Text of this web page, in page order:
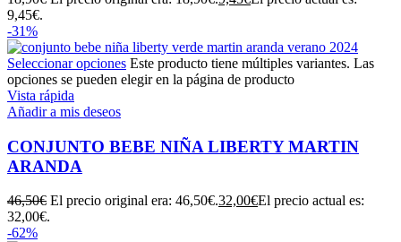
9,45€.
-31%
Seleccionar opciones Este producto tiene múltiples variantes. Las
opciones se pueden elegir en la página de producto
Vista rápida
Añadir a mis deseos
CONJUNTO BEBE NIÑA LIBERTY MARTIN
ARANDA
46,50€ El precio original era: 46,50€.32,00€El precio actual es:
32,00€.
-62%